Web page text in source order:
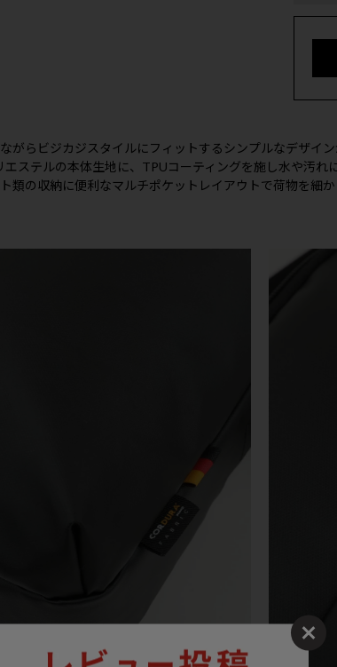
がらビジカジスタイルにフィットするシンプルなデザイン
ステルの本体生地に、TPUコーティングを施し水や汚れ
類の収納に便利なマルチポケットレイアウトで荷物を細